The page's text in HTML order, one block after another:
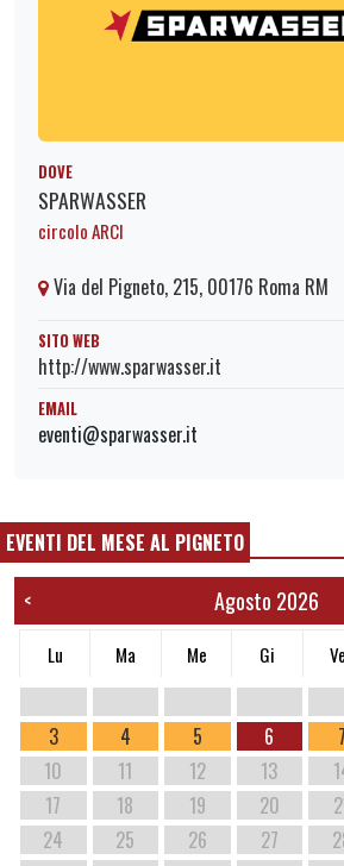
DOVE
SPARWASSER
circolo ARCI
Via del Pigneto, 215, 00176 Roma RM
SITO WEB
http://www.sparwasser.it
EMAIL
eventi@sparwasser.it
EVENTI DEL MESE AL PIGNETO
< Agosto 2026
Lu Ma Me Gi Ve
3
4 5 6 7
10
11 12 13
17
18 19 20
24
25 26 27